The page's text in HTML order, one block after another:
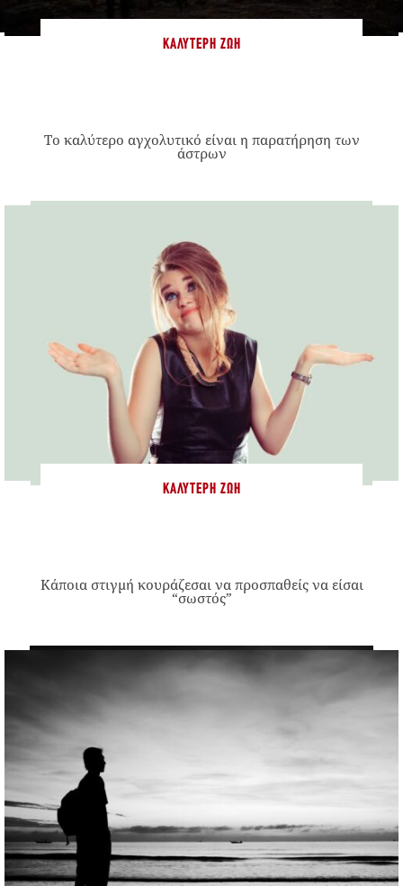
ΚΑΛΎΤΕΡΗ ΖΩΉ
Το καλύτερο αγχολυτικό είναι η παρατήρηση των
άστρων
ΚΑΛΎΤΕΡΗ ΖΩΉ
Κάποια στιγμή κουράζεσαι να προσπαθείς να είσαι
“σωστός”